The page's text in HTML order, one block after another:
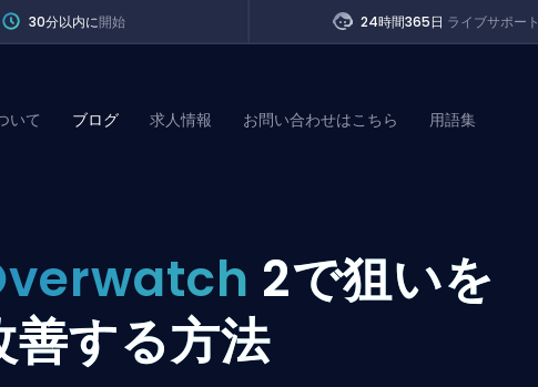
30分以内に開始 24時間365日 ライブサポート
いて ブログ 求人情報 お問い合わせはこちら 用語集
2で狙いを
善する方法